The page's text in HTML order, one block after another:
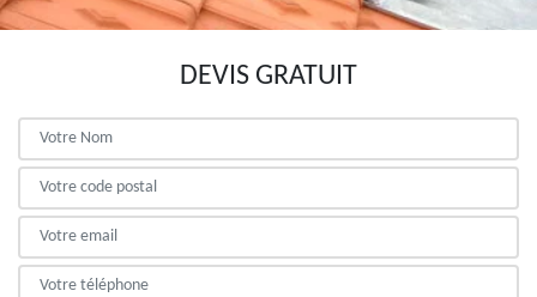
DEVIS GRATUIT